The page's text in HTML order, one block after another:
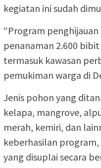
kegiatan ini sudah
“Program
penanaman 2.600
termasuk kawasan
pemukiman warga di
Jenis pohon yang
kelapa, mangrove,
merah, kemiri, dan
keberhasilan
yang disuplai secara